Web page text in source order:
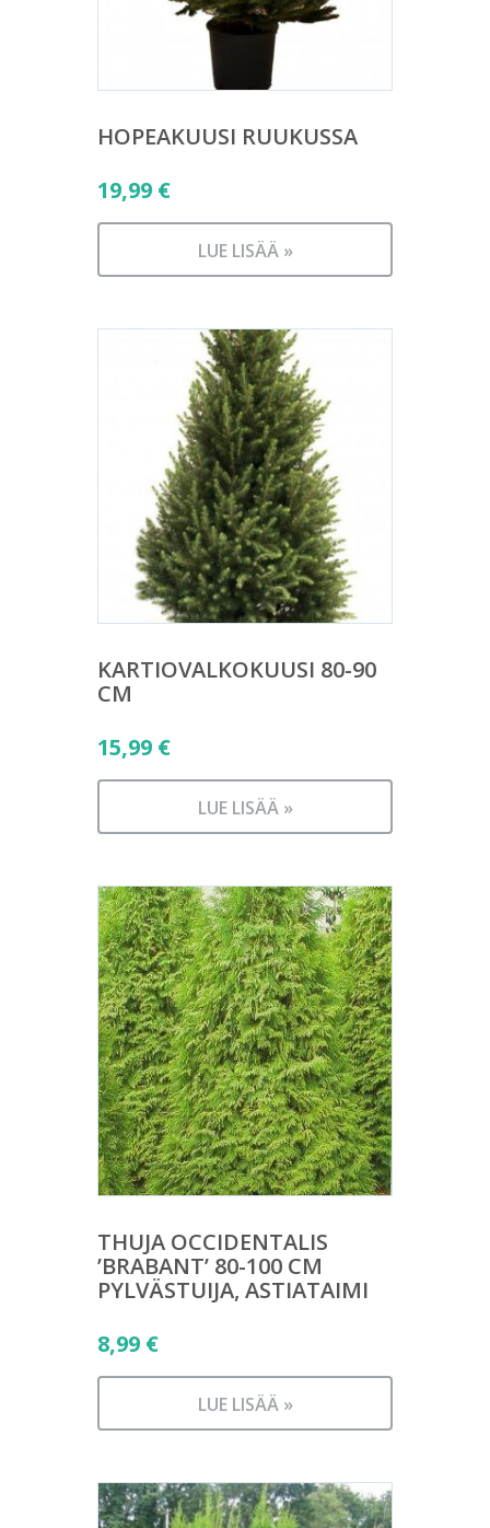
HOPEAKUUSI RUUKUSSA
19,99 €
LUE LISÄÄ »
KARTIOVALKOKUUSI 80-90
CM
15,99 €
LUE LISÄÄ »
THUJA OCCIDENTALIS
’BRABANT’ 80-100 CM
PYLVÄSTUIJA, ASTIATAIMI
8,99 €
LUE LISÄÄ »